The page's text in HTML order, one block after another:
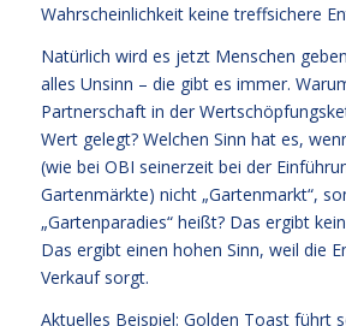
Wahrscheinlichkeit keine treffsichere
Natürlich wird es jetzt Menschen
alles Unsinn – die gibt es immer.
Partnerschaft in der
Wert gelegt? Welchen Sinn hat es,
(wie bei OBI seinerzeit bei der
Gartenmärkte) nicht „Gartenmarkt“,
„Gartenparadies“ heißt? Das ergibt
Das ergibt einen hohen Sinn, weil die
Verkauf sorgt.
Aktuelles Beispiel: Golden Toast führt